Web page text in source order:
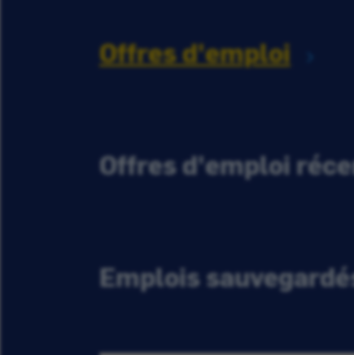
Offres d'emploi
Offres d'emploi
Emplois